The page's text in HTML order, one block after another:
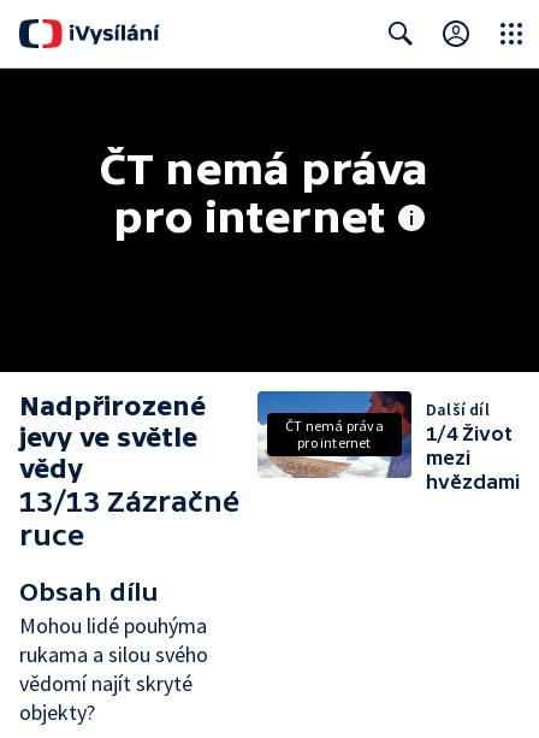
ČT nemá práva
pro internet
Nadpřirozené
jevy ve světle
vědy
13/13 Zázračné
ruce
Obsah dílu
Mohou lidé pouhýma
rukama a silou svého
vědomí najít skryté
objekty?
ČT nemá práva
pro internet
Další díl
1/4 Život
mezi
hvězdami